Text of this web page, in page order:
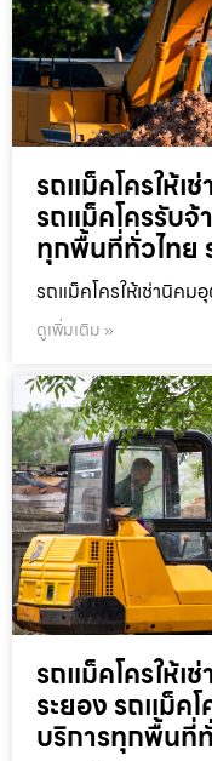
รถแม็คโครให้
รถแม็คโครรับจ้
ทุกพื้นที่ทั่วไทย
รถแม็คโครให้เช่านิคม
ดูเพิ่มเติม »
รถแม็คโครให้
ระยอง รถแม็คโ
บริการทุกพื้นที่